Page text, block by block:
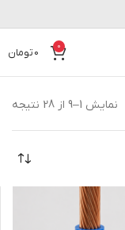
0
0تومان
نمایش 1–9 از 28 نتیجه